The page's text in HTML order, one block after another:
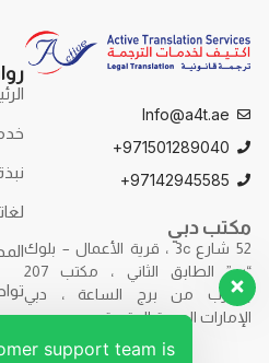
Info@a4t.ae
971501289040+
97142945585+
مكتب دبي
52 شارع 3c ، قرية الأعمال – بلوك
“ب” الطابق الثاني ، مكتب 207
بالقرب من برج الساعة ، دبي
الإمارات العربية المتحدة.
support team is